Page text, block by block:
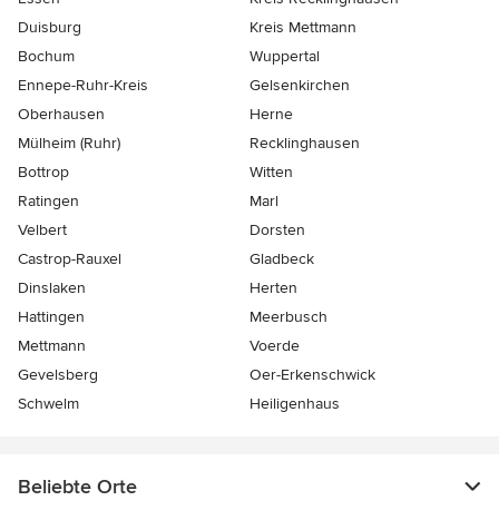
Duisburg
Kreis Mettmann
Bochum
Wuppertal
Ennepe-Ruhr-Kreis
Gelsenkirchen
Oberhausen
Herne
Mülheim (Ruhr)
Recklinghausen
Bottrop
Witten
Ratingen
Marl
Velbert
Dorsten
Castrop-Rauxel
Gladbeck
Dinslaken
Herten
Hattingen
Meerbusch
Mettmann
Voerde
Gevelsberg
Oer-Erkenschwick
Schwelm
Heiligenhaus
Beliebte Orte